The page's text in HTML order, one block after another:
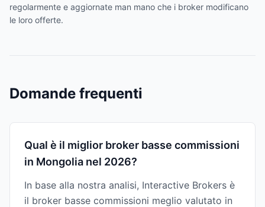
regolarmente e aggiornate man mano che i broker modificano
le loro offerte.
Domande frequenti
Qual è il miglior broker basse commissioni
in Mongolia nel 2026?
In base alla nostra analisi, Interactive Brokers è
il broker basse commissioni meglio valutato in